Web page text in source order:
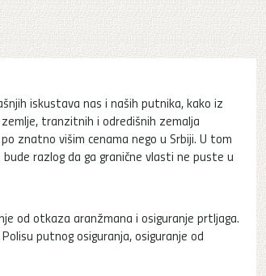
iskustava nas i naših putnika, kako iz
tranzitnih i odredišnih zemalja
znatno višim cenama nego u Srbiji. U tom
razlog da ga granične vlasti ne puste u
od otkaza aranžmana i osiguranje prtljaga.
putnog osiguranja, osiguranje od